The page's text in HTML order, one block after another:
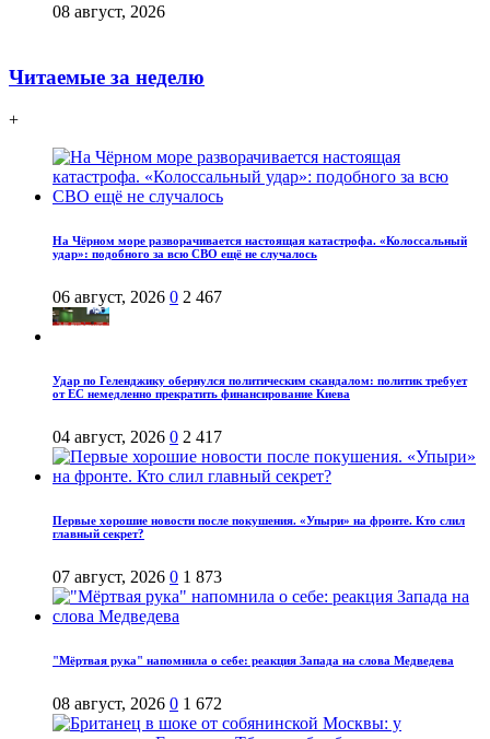
08 август, 2026
Читаемые за неделю
+
На Чёрном море разворачивается настоящая катастрофа. «Колоссальный
удар»: подобного за всю СВО ещё не случалось
06 август, 2026 0 2 467
Удар по Геленджику обернулся политическим скандалом: политик требует
от ЕС немедленно прекратить финансирование Киева
04 август, 2026 0 2 417
Первые хорошие новости после покушения. «Упыри» на фронте. Кто слил
главный секрет?
07 август, 2026 0 1 873
"Мёртвая рука" напомнила о себе: реакция Запада на слова Медведева
08 август, 2026 0 1 672